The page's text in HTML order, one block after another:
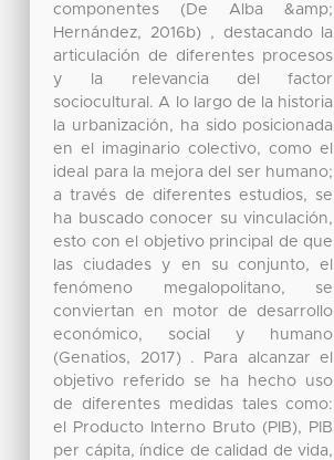
componentes (De Alba &amp;
Hernández, 2016b) , destacando la
articulación de diferentes procesos
y la relevancia del factor
sociocultural. A lo largo de la historia
la urbanización, ha sido posicionada
en el imaginario colectivo, como el
ideal para la mejora del ser humano;
a través de diferentes estudios, se
ha buscado conocer su vinculación,
esto con el objetivo principal de que
las ciudades y en su conjunto, el
fenómeno megalopolitano, se
conviertan en motor de desarrollo
económico, social y humano
(Genatios, 2017) . Para alcanzar el
objetivo referido se ha hecho uso
de diferentes medidas tales como:
el Producto Interno Bruto (PIB), PIB
per cápita, índice de calidad de vida,